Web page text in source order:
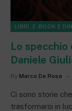
LIBRI, E-BOOK E
Lo specchio
Daniele
By Marco De Rosa
Ci sono storie
trasformarsi in